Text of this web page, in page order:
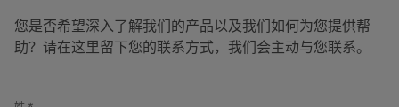
您是否希望深入了解我们的产品以及我们如何为您提供帮
助？请在这里留下您的联系方式，我们会主动与您联系。